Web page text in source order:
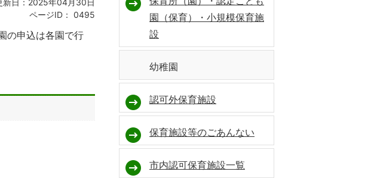
新日：2025年04月30日
ページID： 0495
の申込は各園で行
園（保育）・小規模保育施
設
幼稚園
認可外保育施設
保育施設等のごあんない
市内認可保育施設一覧